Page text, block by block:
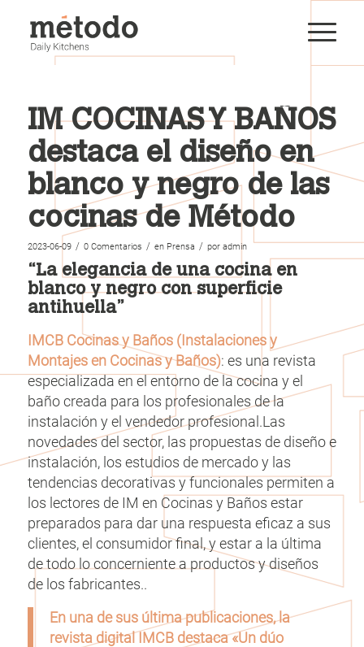
IM COCINAS Y BAÑOS
destaca el diseño en
blanco y negro de las
cocinas de Método
2023-06-09 / 0 Comentarios / en Prensa / por admin
“La elegancia de una cocina en
blanco y negro con superficie
antihuella”
IMCBCocinas y Baños (Instalaciones y
Montajes en Cocinas y Baños): es una revista
especializada en el entorno de la cocina y el
baño creada para los profesionales de la
instalación y el vendedor profesional.Las
novedades del sector, las propuestas de diseño e
instalación, los estudios de mercado y las
tendencias decorativas y funcionales permiten a
los lectores de IM en Cocinas y Baños estar
preparados para dar una respuesta eficaz a sus
clientes, el consumidor final, y estar a la última
de todo lo concerniente a productos y diseños
de los fabricantes..
En una de sus última publicaciones, la
revista digital IMCB destaca«Un dúo